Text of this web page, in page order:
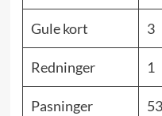
Gule kort 3
Redninger 1
Pasninger